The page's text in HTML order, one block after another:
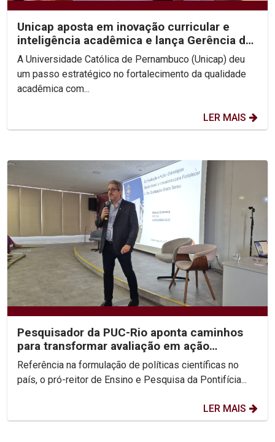
Unicap aposta em inovação curricular e
inteligência acadêmica e lança Gerência de
Desenvolvimento...
A Universidade Católica de Pernambuco (Unicap) deu
um passo estratégico no fortalecimento da qualidade
acadêmica com...
LER MAIS
Pesquisador da PUC-Rio aponta caminhos
para transformar avaliação em ação
estratégica na...
Referência na formulação de políticas científicas no
país, o pró-reitor de Ensino e Pesquisa da Pontifícia...
LER MAIS